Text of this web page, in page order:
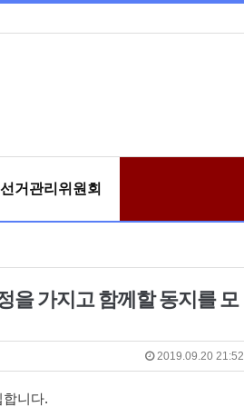
선거관리위원회
을 가지고 함께할 동지를 모
2019.09.20 21:52
니다.